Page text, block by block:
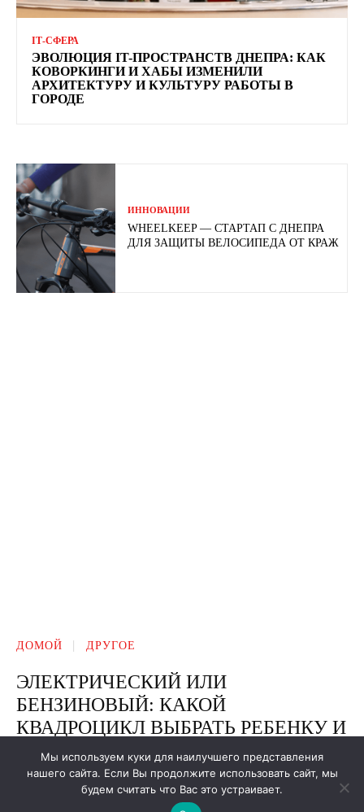
ІТ-СФЕРА
ЭВОЛЮЦИЯ IT-ПРОСТРАНСТВ ДНЕПРА: КАК
КОВОРКИНГИ И ХАБЫ ИЗМЕНИЛИ
АРХИТЕКТУРУ И КУЛЬТУРУ РАБОТЫ В
ГОРОДЕ
ИННОВАЦИИ
WHEELKEEP — СТАРТАП С ДНЕПРА
ДЛЯ ЗАЩИТЫ ВЕЛОСИПЕДА ОТ КРАЖ
Мы используем куки для наилучшего представления
нашего сайта. Если Вы продолжите использовать сайт, мы
будем считать что Вас это устраивает.